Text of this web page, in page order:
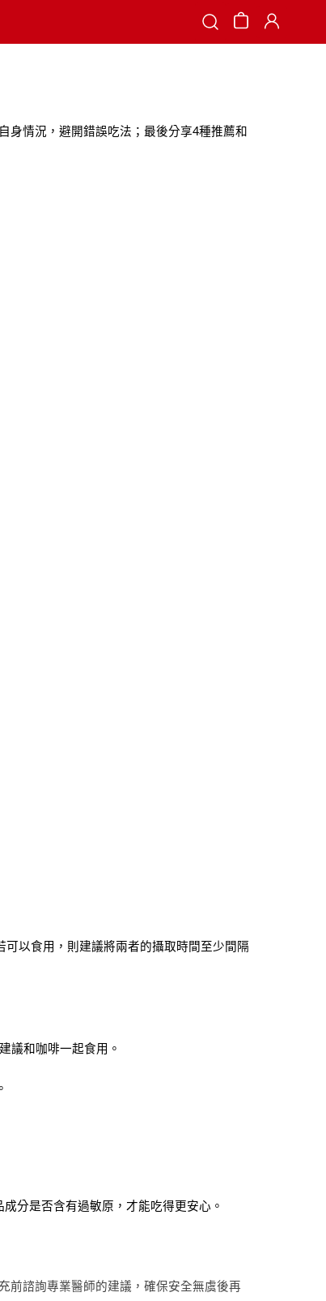
Search
身情況，避開錯誤吃法；最後分享4種推薦和
以食用，則建議將兩者的攝取時間至少間隔
議和咖啡一起食用。
分是否含有過敏原，才能吃得更安心。
前諮詢專業醫師的建議，確保安全無虞後再